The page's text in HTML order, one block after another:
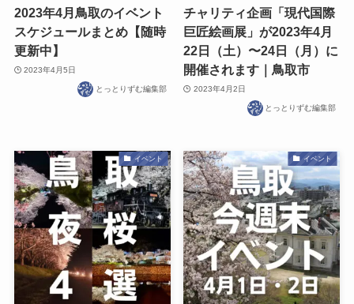
2023年4月鳥取のイベント
スケジュールまとめ【随時
更新中】
2023年4月5日
とっとりずむ編集部
チャリティ企画「現代国際
巨匠絵画展」が2023年4月
22日（土）〜24日（月）に
開催されます｜鳥取市
2023年4月2日
とっとりずむ編集部
イベント イベント